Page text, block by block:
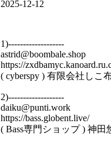
2025-12-12
1)-------------------
astrid@boombale.shop
https://
( cyberspy ) 有限会社しこ
2)-------------------
daiku@punti.work
https://bass.globent.live/
( Bass専門ショップ ) 神